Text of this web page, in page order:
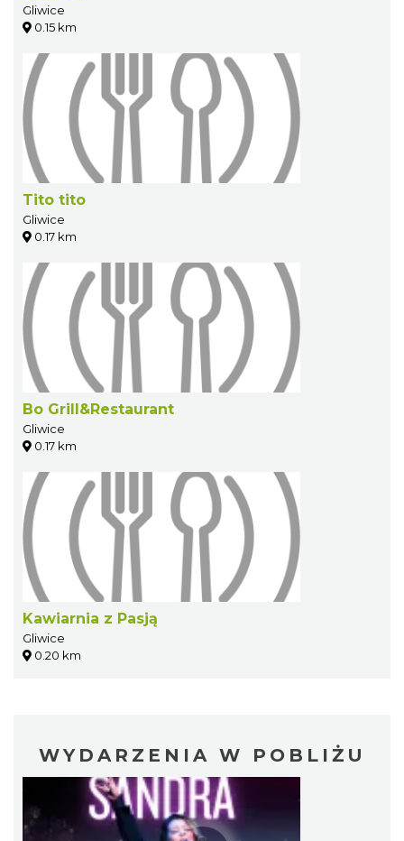
Gliwice
0.15 km
Tito tito
Gliwice
0.17 km
Bo Grill&Restaurant
Gliwice
0.17 km
Kawiarnia z Pasją
Gliwice
0.20 km
WYDARZENIA W POBLIŻU